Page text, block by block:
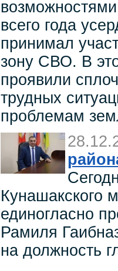
всего года
принимал
зону СВО. В
проявили
трудных
проблемам
Кунашакского
единогласно
Рамиля
на должность